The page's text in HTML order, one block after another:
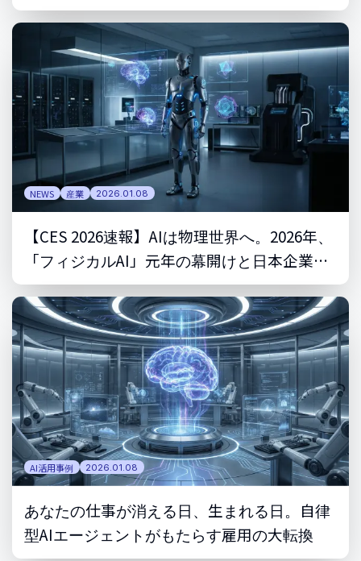
NEWS 産業 2026.01.08
【CES 2026速報】AIは物理世界へ。2026年、
「フィジカルAI」元年の幕開けと日本企業が
取るべき戦略
AI活用事例 2026.01.08
あなたの仕事が消える日、生まれる日。自律
型AIエージェントがもたらす雇用の大転換